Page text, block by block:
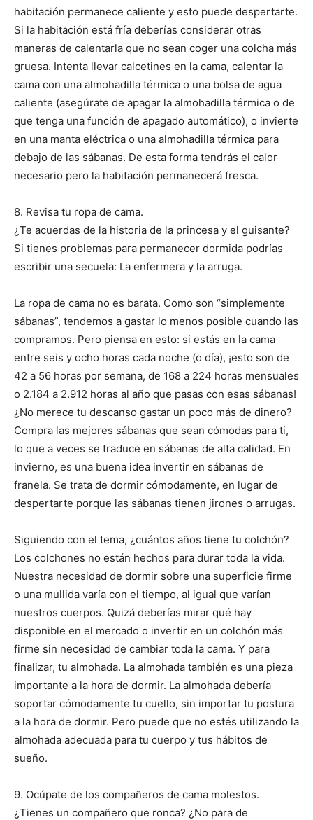
I WANT IN
I've read and accept the Privacy Policy
habitación permanece caliente y esto puede despertarte.
Si la habitación está fría deberías considerar otras
maneras de calentarla que no sean coger una colcha más
gruesa. Intenta llevar calcetines en la cama, calentar la
cama con una almohadilla térmica o una bolsa de agua
caliente (asegúrate de apagar la almohadilla térmica o de
que tenga una función de apagado automático), o invierte
en una manta eléctrica o una almohadilla térmica para
debajo de las sábanas. De esta forma tendrás el calor
necesario pero la habitación permanecerá fresca.
8. Revisa tu ropa de cama.
¿Te acuerdas de la historia de la princesa y el guisante?
Si tienes problemas para permanecer dormida podrías
escribir una secuela: La enfermera y la arruga.
La ropa de cama no es barata. Como son “simplemente
sábanas”, tendemos a gastar lo menos posible cuando las
compramos. Pero piensa en esto: si estás en la cama
entre seis y ocho horas cada noche (o día), ¡esto son de
42 a 56 horas por semana, de 168 a 224 horas mensuales
o 2.184 a 2.912 horas al año que pasas con esas sábanas!
¿No merece tu descanso gastar un poco más de dinero?
Compra las mejores sábanas que sean cómodas para ti,
lo que a veces se traduce en sábanas de alta calidad. En
invierno, es una buena idea invertir en sábanas de
franela. Se trata de dormir cómodamente, en lugar de
despertarte porque las sábanas tienen jirones o arrugas.
Siguiendo con el tema, ¿cuántos años tiene tu colchón?
Los colchones no están hechos para durar toda la vida.
Nuestra necesidad de dormir sobre una superficie firme
o una mullida varía con el tiempo, al igual que varían
nuestros cuerpos. Quizá deberías mirar qué hay
disponible en el mercado o invertir en un colchón más
firme sin necesidad de cambiar toda la cama. Y para
finalizar, tu almohada. La almohada también es una pieza
importante a la hora de dormir. La almohada debería
soportar cómodamente tu cuello, sin importar tu postura
a la hora de dormir. Pero puede que no estés utilizando la
almohada adecuada para tu cuerpo y tus hábitos de
sueño.
9. Ocúpate de los compañeros de cama molestos.
¿Tienes un compañero que ronca? ¿No para de